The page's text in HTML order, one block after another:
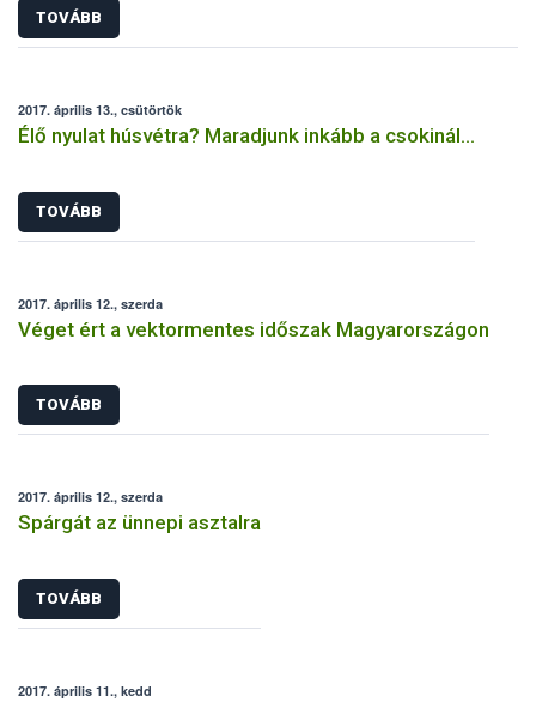
TOVÁBB
2017. április 13., csütörtök
Élő nyulat húsvétra? Maradjunk inkább a csokinál…
TOVÁBB
2017. április 12., szerda
Véget ért a vektormentes időszak Magyarországon
TOVÁBB
2017. április 12., szerda
Spárgát az ünnepi asztalra
TOVÁBB
2017. április 11., kedd